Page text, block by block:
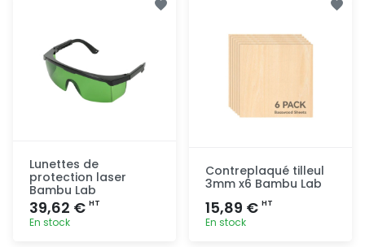
Lunettes de
protection laser
Bambu Lab
39,62 € HT
En stock
Contreplaqué tilleul
3mm x6 Bambu Lab
15,89 € HT
En stock